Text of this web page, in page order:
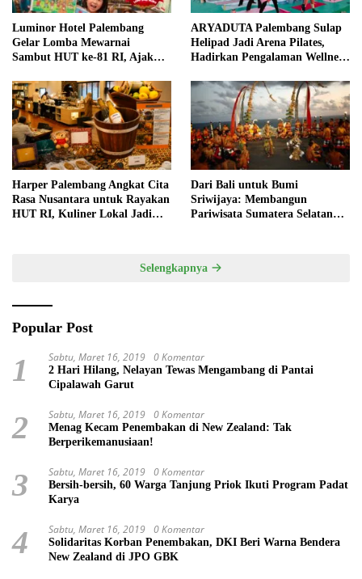
Luminor Hotel Palembang
Gelar Lomba Mewarnai
Sambut HUT ke-81 RI, Ajak
ARYADUTA Palembang Sulap
Helipad Jadi Arena Pilates,
Hadirkan Pengalaman Wellness
Harper Palembang Angkat Cita
Rasa Nusantara untuk Rayakan
HUT RI, Kuliner Lokal Jadi
Dari Bali untuk Bumi
Sriwijaya: Membangun
Pariwisata Sumatera Selatan
Selengkapnya
Popular Post
1 Sabtu, Maret 16, 2019 0 Komentar
2 Hari Hilang, Nelayan Tewas Mengambang di Pantai
Cipalawah Garut
2 Sabtu, Maret 16, 2019 0 Komentar
Menag Kecam Penembakan di New Zealand: Tak
Berperikemanusiaan!
3 Sabtu, Maret 16, 2019 0 Komentar
Bersih-bersih, 60 Warga Tanjung Priok Ikuti Program Padat
Karya
4 Sabtu, Maret 16, 2019 0 Komentar
Solidaritas Korban Penembakan, DKI Beri Warna Bendera
New Zealand di JPO GBK